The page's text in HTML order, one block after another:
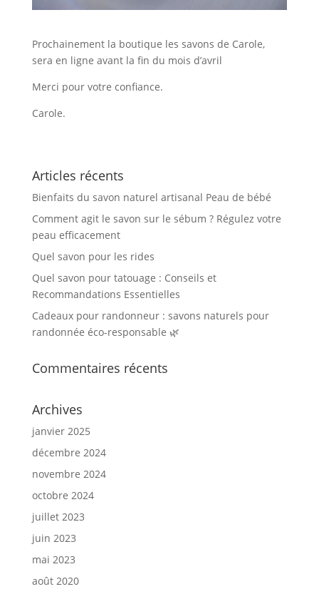
Prochainement la boutique les savons de Carole,
sera en ligne avant la fin du mois d’avril
Merci pour votre confiance.
Carole.
Articles récents
Bienfaits du savon naturel artisanal Peau de bébé
Comment agit le savon sur le sébum ? Régulez votre
peau efficacement
Quel savon pour les rides
Quel savon pour tatouage : Conseils et
Recommandations Essentielles
Cadeaux pour randonneur : savons naturels pour
randonnée éco-responsable 🌿
Commentaires récents
Archives
janvier 2025
décembre 2024
novembre 2024
octobre 2024
juillet 2023
juin 2023
mai 2023
août 2020